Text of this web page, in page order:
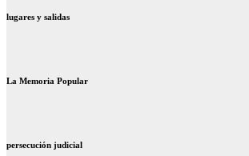
lugares y salidas
La Memoria Popular
persecución judicial